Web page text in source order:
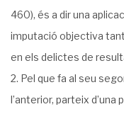
460), és a dir una
imputació objectiva
en els delictes de
Pel que fa al seu
l’anterior, parteix